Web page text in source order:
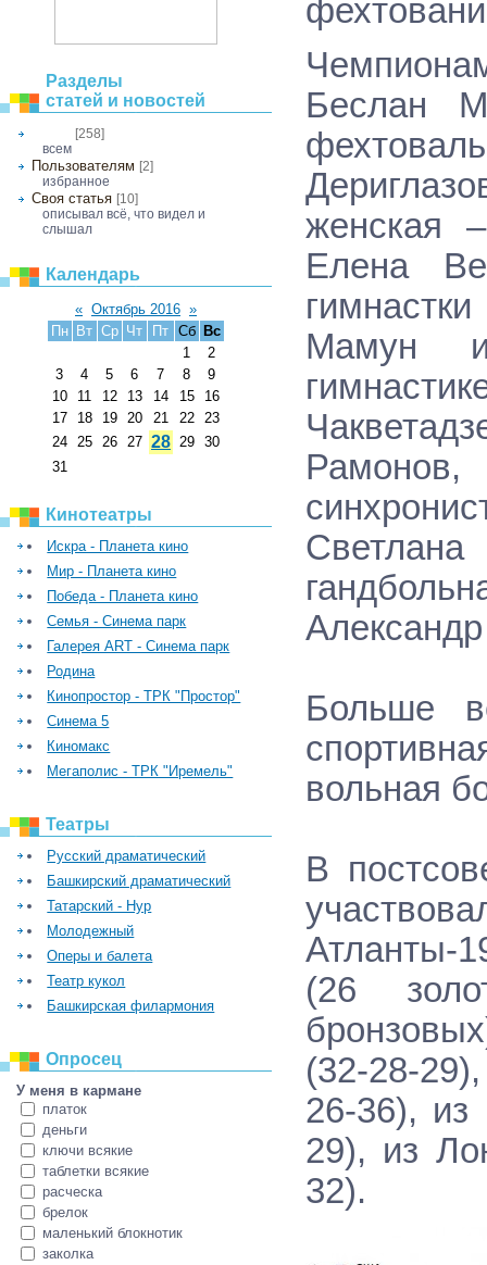
Разделы
статей и новостей
[258]
всем
Пользователям [2]
избранное
Своя статья [10]
описывал всё, что видел и
слышал
Календарь
« Октябрь 2016 »
Пн Вт Ср Чт Пт Сб Вс
1
2
3
4 5 6 7 8
9
10
11 12 13 14 15
16
17
18 19 20 21 22 23
24 25 26 27 28 29 30
31
Кинотеатры
Искра - Планета кино
Мир - Планета кино
Победа - Планета кино
Семья - Синема парк
Галерея ART - Синема парк
Родина
Кинопростор - ТРК "Простор"
Синема 5
Киномакс
Мегаполис - ТРК "Иремель"
Театры
Русский драматический
Башкирский драматический
Татарский - Нур
Молодежный
Оперы и балета
Театр кукол
Башкирская филармония
Опросец
У меня в кармане
платок
деньги
ключи всякие
таблетки всякие
расческа
брелок
маленький блокнотик
заколка
Беслан
женская
Елена
Мамун и
Больше
вольная
В
Атланты-
(26
(32-28-
26-36), из
29), из
32).